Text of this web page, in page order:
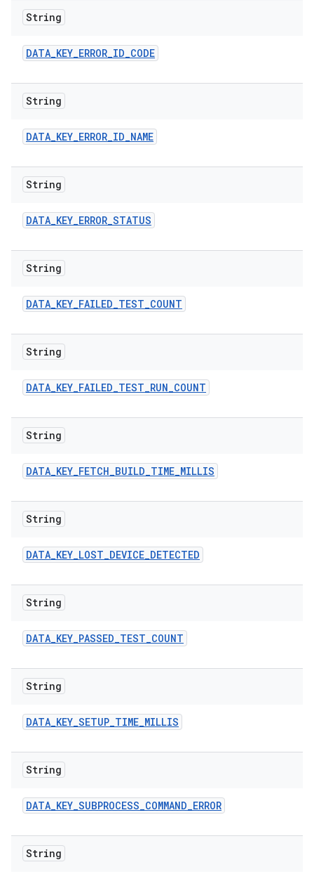
String
DATA_KEY_ERROR_ID_CODE
String
DATA_KEY_ERROR_ID_NAME
String
DATA_KEY_ERROR_STATUS
String
DATA_KEY_FAILED_TEST_COUNT
String
DATA_KEY_FAILED_TEST_RUN_COUNT
String
DATA_KEY_FETCH_BUILD_TIME_MILLIS
String
DATA_KEY_LOST_DEVICE_DETECTED
String
DATA_KEY_PASSED_TEST_COUNT
String
DATA_KEY_SETUP_TIME_MILLIS
String
DATA_KEY_SUBPROCESS_COMMAND_ERROR
String